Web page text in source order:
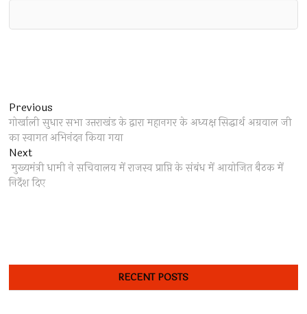
Post
navigation
Previous
post:
गोर्खाली सुधार सभा उत्तराखंड के द्वारा महानगर के अध्यक्ष सिद्धार्थ अग्रवाल जी
का स्वागत अभिनंदन किया गया
NextNext
post:
मुख्यमंत्री धामी ने सचिवालय में राजस्व प्राप्ति के संबंध में आयोजित बैठक में
निर्देश दिए
RECENT POSTS